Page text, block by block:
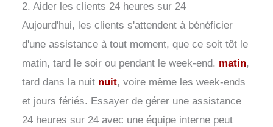
2. Aider les clients 24 heures sur 24
Aujourd'hui, les clients s'attendent à bénéficier
d'une assistance à tout moment, que ce soit tôt le
matin, tard le soir ou pendant le week-end. matin,
tard dans la nuit nuit, voire même les week-ends
et jours fériés. Essayer de gérer une assistance
24 heures sur 24 avec une équipe interne peut